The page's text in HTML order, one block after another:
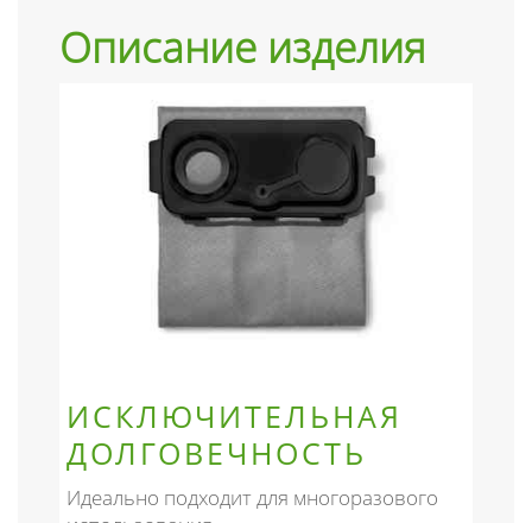
Описание изделия
ИСКЛЮЧИТЕЛЬНАЯ
ДОЛГОВЕЧНОСТЬ
Идеально подходит для многоразового